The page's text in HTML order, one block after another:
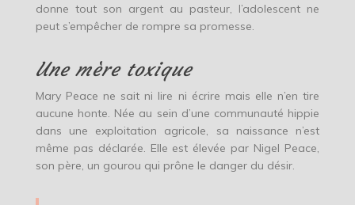
donne tout son argent au pasteur, l’adolescent ne
peut s’empêcher de rompre sa promesse.
Une mère toxique
Mary Peace ne sait ni lire ni écrire mais elle n’en tire
aucune honte. Née au sein d’une communauté hippie
dans une exploitation agricole, sa naissance n’est
même pas déclarée. Elle est élevée par Nigel Peace,
son père, un gourou qui prône le danger du désir.